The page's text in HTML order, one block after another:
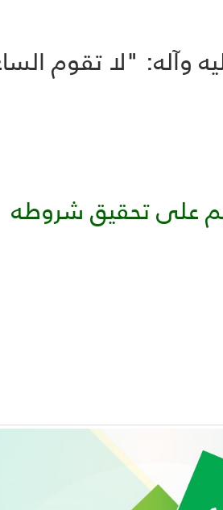
وآله: "لا تقوم
على تحقيق شروطه